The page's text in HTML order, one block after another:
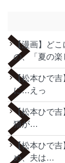
【漫画】ど
の、「夏の楽
【松本ひで
に…えっ
【松本ひで
猫が…
【松本ひで吉
め、夫は…